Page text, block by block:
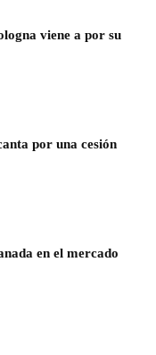
viene a por su
por una cesión
en el mercado